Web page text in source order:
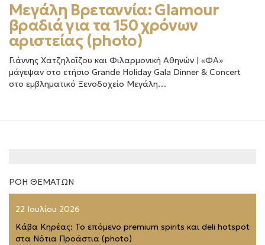
Μεγάλη Βρεταννία: Glamour
βραδιά για τα 150 χρόνων
αριστείας (photo)
Γιάννης Χατζηλοΐζου και Φιλαρμονική Αθηνών | «ΦΑ»
μάγεψαν στο ετήσιο Grande Holiday Gala Dinner & Concert
στο εμβληματικό Ξενοδοχείο Μεγάλη…
ΡΟΗ ΘΕΜΑΤΩΝ
22 Ιουλίου 2026
Κάβα Κηρέας: Το επόμενο premium spirits και deli hotspot
στα Νότια Προάστια (photo)